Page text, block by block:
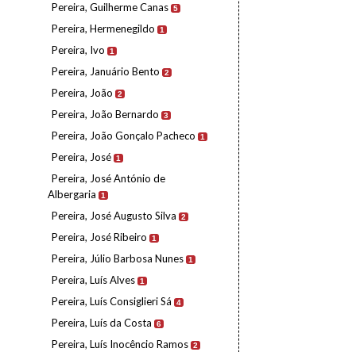
Pereira, Guilherme Canas 5
Pereira, Hermenegildo 1
Pereira, Ivo 1
Pereira, Januário Bento 2
Pereira, João 2
Pereira, João Bernardo 3
Pereira, João Gonçalo Pacheco 1
Pereira, José 1
Pereira, José António de
Albergaria
1
Pereira, José Augusto Silva 2
Pereira, José Ribeiro 1
Pereira, Júlio Barbosa Nunes 1
Pereira, Luís Alves 1
Pereira, Luís Consiglieri Sá 4
Pereira, Luís da Costa 6
Pereira, Luís Inocêncio Ramos 2